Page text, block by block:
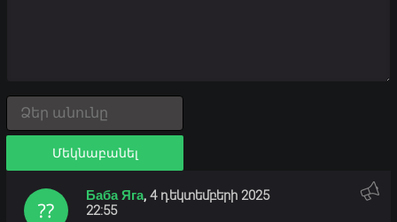
Մեկնաբանել
Баба Яга, 4 դեկտեմբերի 2025
22:55